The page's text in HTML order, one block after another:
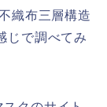
織布三層構造
じで調べてみ